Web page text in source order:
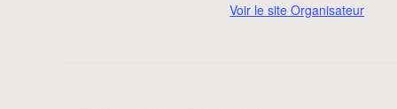
Voir le site Organisateur